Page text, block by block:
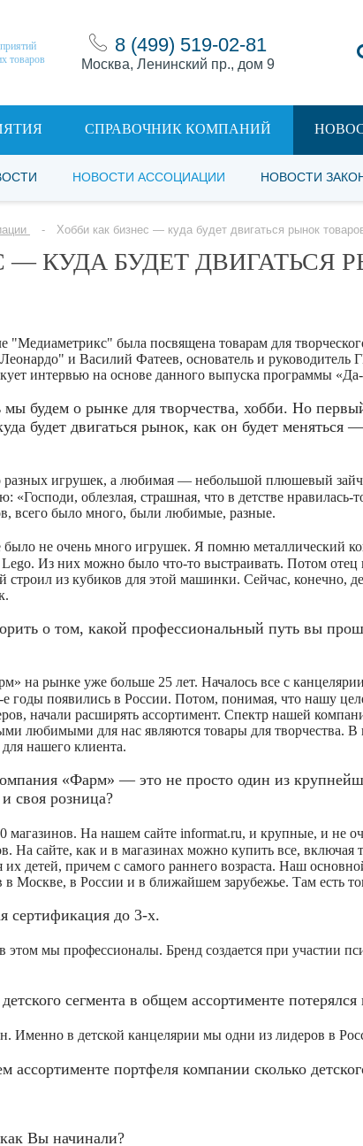
товаров
8 (499) 519-02-81
Москва, Ленинский пр., дом 9
СПРАВОЧНИК КОМПАНИЙ
НОВОСТИ АССОЦИАЦИИ НОВОСТИ
Хобби как бизнес — куда будет двигаться рынок
— КУДА БУДЕТ ДВИГАТЬСЯ
"Медиаметрикс" была посвящена товарам для
и Василий Фатеев, основатель и руководитель
интервью на основе данного выпуска программы
будем о рынке для творчества, хобби. Но
будет двигаться рынок, как он будет
разных игрушек, а любимая — небольшой плюшевый
«Господи, облезлая, страшная, что в детстве
всего было много, были любимые, разные.
было не очень много игрушек. Я помню металлический
Из них можно было что-то выстраивать. Потом
из кубиков для этой машинки. Сейчас, конечно,
о том, какой профессиональный путь вы
на рынке уже больше 25 лет. Началось все с
годы появились в России. Потом, понимая, что нашу
начали расширять ассортимент. Спектр нашей
любимыми для нас являются товары для творчества.
нашего клиента.
«Фарм» — это не просто один из
своя розница?
магазинов. На нашем сайте informat.ru, и крупные, и не
На сайте, как и в магазинах можно купить все, включая
их детей, причем с самого раннего возраста. Наш
в Москве, в России и в ближайшем зарубежье. Там есть
сертификация до 3-х.
мы профессионалы. Бренд создается при участии
сегмента в общем ассортименте
Именно в детской канцелярии мы одни из лидеров в
портфеля компании сколько
Вы начинали?